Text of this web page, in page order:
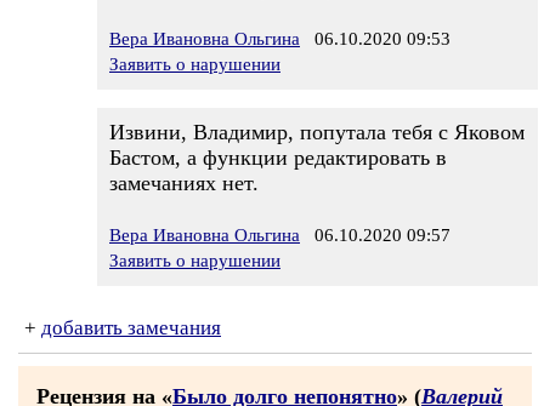
Вера Ивановна Ольгина 06.10.2020 09:53
Заявить о нарушении
Извини, Владимир, попутала тебя с Яковом
Бастом, а функции редактировать в
замечаниях нет.
Вера Ивановна Ольгина 06.10.2020 09:57
Заявить о нарушении
+ добавить замечания
Рецензия на «Было долго непонятно» (Валерий